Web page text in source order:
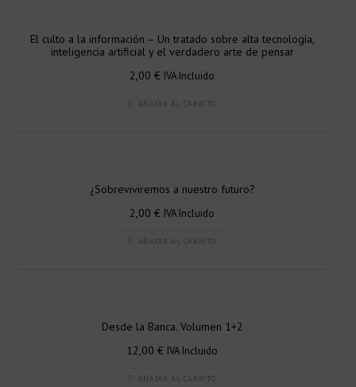
El culto a la información – Un tratado sobre alta tecnología,
inteligencia artificial y el verdadero arte de pensar
2,00 € IVA Incluido
AÑADIR AL CARRITO
¿Sobreviviremos a nuestro futuro?
2,00 € IVA Incluido
AÑADIR AL CARRITO
Desde la Banca. Volumen 1+2
12,00 € IVA Incluido
AÑADIR AL CARRITO